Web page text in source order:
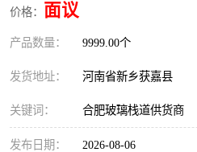
价格： 面议
产品数量： 9999.00个
发货地址： 河南省新乡获嘉县
关键词： 合肥玻璃栈道供货商
发布日期： 2026-08-06